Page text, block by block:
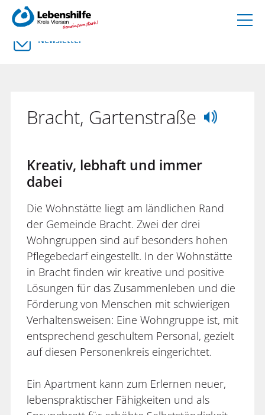
Newsletter
Bracht, Gartenstraße
Kreativ, lebhaft und immer
dabei
Die Wohnstätte liegt am ländlichen Rand
der Gemeinde Bracht. Zwei der drei
Wohngruppen sind auf besonders hohen
Pflegebedarf eingestellt. In der Wohnstätte
in Bracht finden wir kreative und positive
Lösungen für das Zusammenleben und die
Förderung von Menschen mit schwierigen
Verhaltensweisen: Eine Wohngruppe ist, mit
entsprechend geschultem Personal, gezielt
auf diesen Personenkreis eingerichtet.
Ein Apartment kann zum Erlernen neuer,
lebenspraktischer Fähigkeiten und als